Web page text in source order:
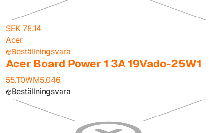
SEK 78.14
Acer
Beställningsvara
Acer Board Power 1 3A 19Vado-25W1
55.T0WM5.046
Beställningsvara